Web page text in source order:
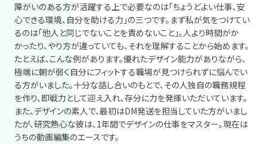
障がいのある方が活躍する上で必要なのは「ちょうどよい仕事、安
心できる環境、自分を助ける力」の三つです。まず私が気をつけてい
るのは「他人と同じでないことを責めないこと」。人より時間がか
かったり、やり方が違っていても、それを理解することから始めます。
たとえば、こんな例があります。優れたデザイン能力がありながら、
極端に朝が弱く自分にフィットする職場が見つけられずに悩んでい
る方がいました。十分な話し合いのもとで、その人独自の職務規程
を作り、即戦力として迎え入れ、存分に力を発揮いただいています。
また、デザインの素人で、最初はDM発送を担当していた方がいまし
たが、研究熱心な彼は、1年間でデザインの仕事をマスター。現在は
うちの動画編集のエースです。